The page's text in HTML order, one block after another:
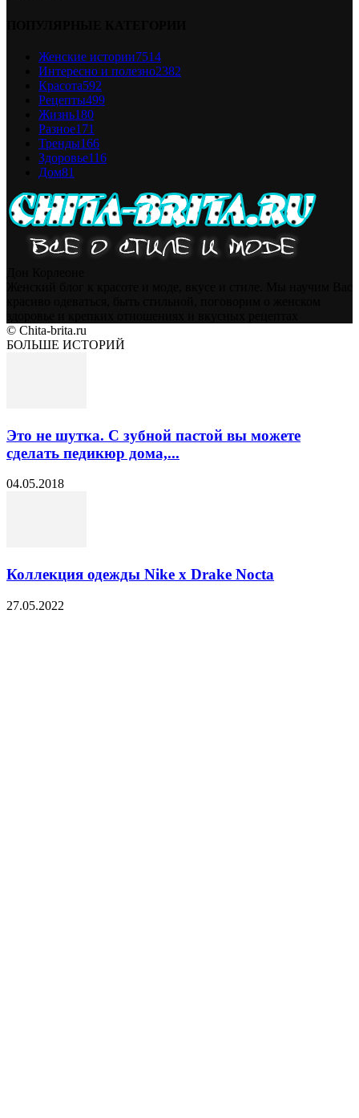
Женские истории7514
Интересно и полезно2382
Красота592
Рецепты499
Жизнь180
Разное171
Тренды166
Здоровье116
Дом81
© Chita-brita.ru
БОЛЬШЕ ИСТОРИЙ
Это не шутка. С зубной пастой вы можете
сделать педикюр дома,...
04.05.2018
Коллекция одежды Nike x Drake Nocta
27.05.2022